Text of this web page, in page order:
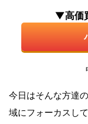
▼高価
今日はそんな方達の
域にフォーカスして